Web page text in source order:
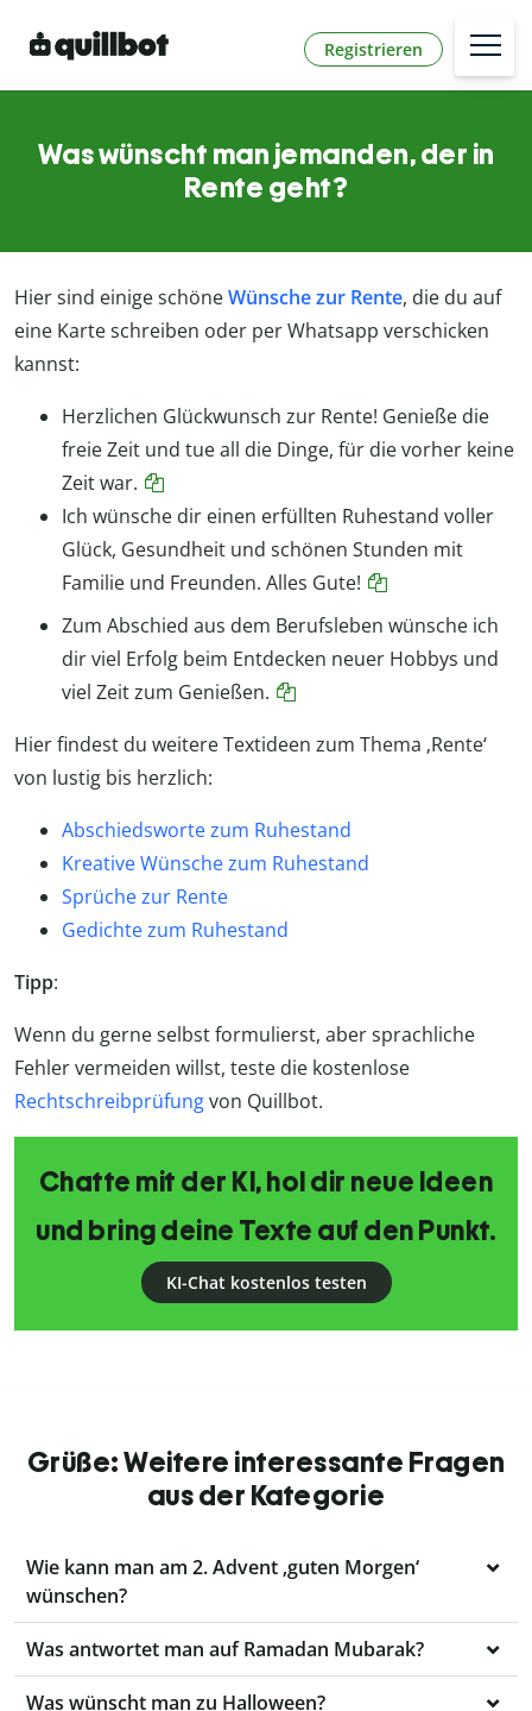
Registrieren
Was wünscht man jemanden, der in
Rente geht?
Hier sind einige schöneWünsche zur Rente, die du auf
eine Karte schreiben oder per Whatsapp verschicken
kannst:
Herzlichen Glückwunsch zur Rente! Genieße die
freie Zeit und tue all die Dinge, für die vorher keine
Zeit war.
Ich wünsche dir einen erfüllten Ruhestand voller
Glück, Gesundheit und schönen Stunden mit
Familie und Freunden. Alles Gute!
Zum Abschied aus dem Berufsleben wünsche ich
dir viel Erfolg beim Entdecken neuer Hobbys und
viel Zeit zum Genießen.
Hier findest du weitere Textideen zum Thema ‚Rente‘
von lustig bis herzlich:
Abschiedsworte zum Ruhestand
Kreative Wünsche zum Ruhestand
Sprüche zur Rente
Gedichte zum Ruhestand
Tipp:
Wenn du gerne selbst formulierst, aber sprachliche
Fehler vermeiden willst, teste die kostenlose
Rechtschreibprüfungvon Quillbot.
Chatte mit der KI, hol dir neue Ideen
und bring deine Texte auf den Punkt.
KI-Chat kostenlos testen
Grüße: Weitere interessante Fragen
aus der Kategorie
Wie kann man am 2. Advent ‚guten Morgen‘
wünschen?
Was antwortet man auf Ramadan Mubarak?
Was wünscht man zu Halloween?